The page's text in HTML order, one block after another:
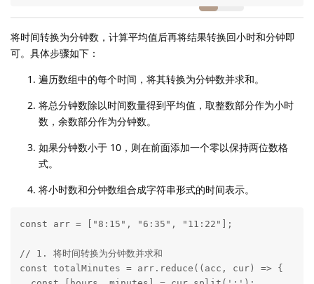
将时间转换为分钟数，计算平均值后再将结果转换回小时和分钟即
可。具体步骤如下：
遍历数组中的每个时间，将其转换为分钟数并求和。
将总分钟数除以时间数量得到平均值，取整数部分作为小时
数，余数部分作为分钟数。
如果分钟数小于 10，则在前面添加一个零以保持两位数格
式。
将小时数和分钟数组合成字符串形式的时间表示。
const arr = ["8:15", "6:35", "11:22"];
// 1. 将时间转换为分钟数并求和
const totalMinutes = arr.reduce((acc, cur) => {